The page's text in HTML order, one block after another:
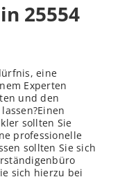
25554
eine
Experten
und den
sollten Sie
professionelle
sollten Sie sich
sich hierzu bei